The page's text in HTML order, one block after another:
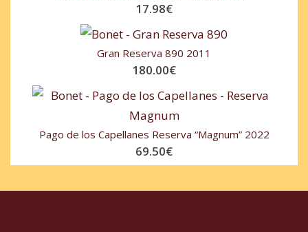
17.98€
Gran Reserva 890 2011
180.00€
Pago de los Capellanes Reserva “Magnum” 2022
69.50€